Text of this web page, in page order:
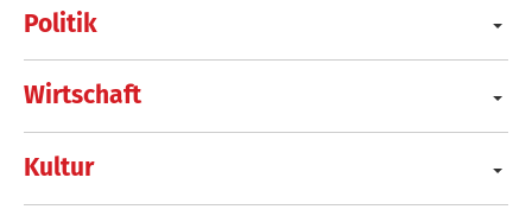
Politik
Wirtschaft
Kultur